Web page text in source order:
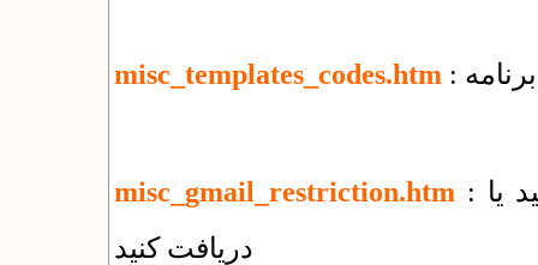
misc_templates_codes.htm
misc_gmail_restriction.htm : چه فایل‌هایی را با جی‌میل نمی‌توانید بفرستید یا
دریافت کنید